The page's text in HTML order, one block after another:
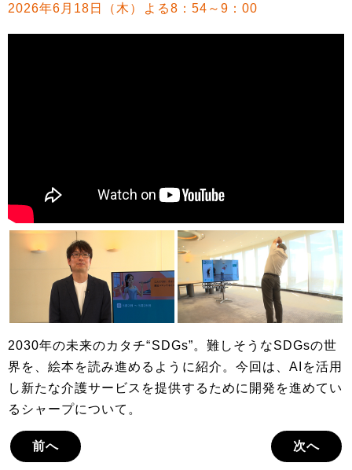
2026年6月18日（木）よる8：54～9：00
2030年の未来のカタチ“SDGs”。難しそうなSDGsの世
界を、絵本を読み進めるように紹介。今回は、AIを活用
し新たな介護サービスを提供するために開発を進めてい
るシャープについて。
前へ 次へ